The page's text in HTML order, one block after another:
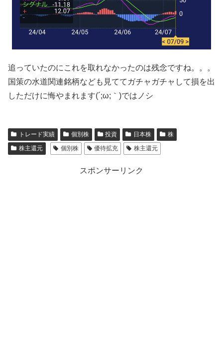
追っていたのにこれを取れなかったのは残念ですね。。。
国策の水道関連銘柄なども見ててガチャガチャして損を出
しただけに悔やまれます(´;ω;｀)ではノシ
トレード実績 個別株 投資 日本株
株
株主還元
個別株 優待拡充 株主還元
スポンサーリンク